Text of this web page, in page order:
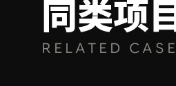
同类项
RELATED